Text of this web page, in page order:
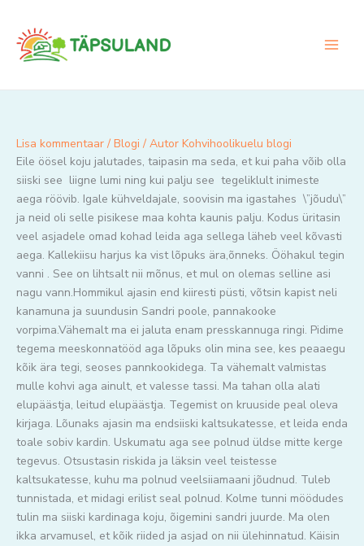
content
Lisa kommentaar / Blogi / Autor Kohvihoolikuelu blogi
Eile öösel koju jalutades, taipasin ma seda, et kui paha võib olla
siiski see liigne lumi ning kui palju see tegeliklult inimeste
aega röövib. Igale kühveldajale, soovisin ma igastahes \”jõudu\”
ja neid oli selle pisikese maa kohta kaunis palju. Kodus üritasin
veel asjadele omad kohad leida aga sellega läheb veel kõvasti
aega. Kallekiisu harjus ka vist lõpuks ära,õnneks. Ööhakul tegin
vanni . See on lihtsalt nii mõnus, et mul on olemas selline asi
nagu vann.Hommikul ajasin end kiiresti püsti, võtsin kapist neli
kanamuna ja suundusin Sandri poole, pannakooke
vorpima.Vähemalt ma ei jaluta enam presskannuga ringi. Pidime
tegema meeskonnatööd aga lõpuks olin mina see, kes peaaegu
kõik ära tegi, seoses pannkookidega. Ta vähemalt valmistas
mulle kohvi aga ainult, et valesse tassi. Ma tahan olla alati
elupäästja, leitud elupäästja. Tegemist on kruuside peal oleva
kirjaga. Lõunaks ajasin ma endsiiski kaltsukatesse, et leida enda
toale sobiv kardin. Uskumatu aga see polnud üldse mitte kerge
tegevus. Otsustasin riskida ja läksin veel teistesse
kaltsukatesse, kuhu ma polnud veelsiiamaani jõudnud. Tuleb
tunnistada, et midagi erilist seal polnud. Kolme tunni möödudes
tulin ma siiski kardinaga koju, õigemini sandri juurde. Ma olen
ikka arvamusel, et kõik riided ja asjad on nii ülehinnatud. Käisin